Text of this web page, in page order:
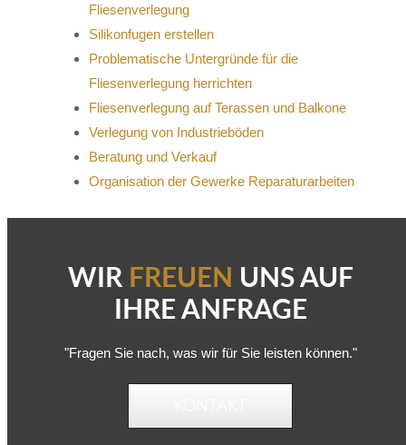
Fliesenverlegung
Silikonfugen erstellen
Problematische Untergründe für die
Fliesenverlegung herrichten
Fliesenverlegung auf Terassen und Balkone
Verlegung von Industrieböden
Beratung und Verkauf
Organisation der Gewerke Reparaturarbeiten
WIR FREUEN UNS AUF
IHRE ANFRAGE
"Fragen Sie nach, was wir für Sie leisten können."